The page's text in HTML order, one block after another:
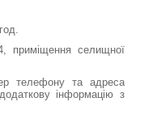
приміщення селищної
телефону та адреса
інформацію з